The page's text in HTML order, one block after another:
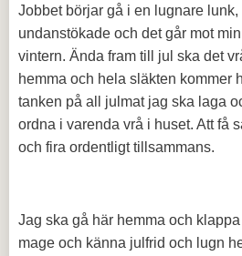
Jobbet börjar gå i en lugnare
undanstökade och det går mot
vintern. Ända fram till jul ska det
hemma och hela släkten kommer
tanken på all julmat jag ska laga
ordna i varenda vrå i huset. Att få
och fira ordentligt tillsammans.
Jag ska gå här hemma och
mage och känna julfrid och lugn